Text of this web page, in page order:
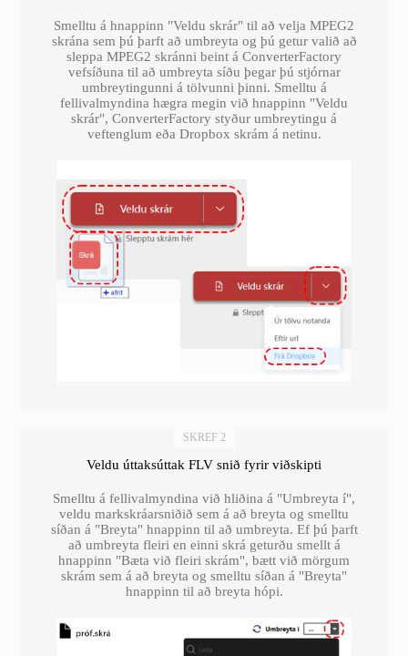
Smelltu á hnappinn "Veldu skrár" til að velja MPEG2
skrána sem þú þarft að umbreyta og þú getur valið að
sleppa MPEG2 skránni beint á ConverterFactory
vefsíðuna til að umbreyta síðu þegar þú stjórnar
umbreytingunni á tölvunni þinni. Smelltu á
fellivalmyndina hægra megin við hnappinn "Veldu
skrár", ConverterFactory styður umbreytingu á
veftenglum eða Dropbox skrám á netinu.
SKREF 2
Veldu úttaksúttak FLV snið fyrir viðskipti
Smelltu á fellivalmyndina við hliðina á "Umbreyta í",
veldu markskráarsniðið sem á að breyta og smelltu
síðan á "Breyta" hnappinn til að umbreyta. Ef þú þarft
að umbreyta fleiri en einni skrá geturðu smellt á
hnappinn "Bæta við fleiri skrám", bætt við mörgum
skrám sem á að breyta og smelltu síðan á "Breyta"
hnappinn til að breyta hópi.